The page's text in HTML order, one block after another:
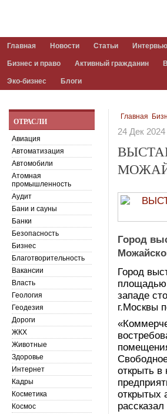
Главная Новости Статьи Интервью
Бизнес и право Активный гражданин
Эко-бизнес Блоги
Главная
24 Дек 2024
Город
Город
площадью
западе
г.Москвы
открыть в
открытых
ОТРАСЛИ
Авиация
Автоматизация
Автомобили
Атомная
промышленность
Аудит
Бани и сауны
Банки
Безопасность
Бизнес
Благотворительность
Вакансии
Власть
Геология
Геодезия
Дороги
ЖКХ
Животные
Здоровье
Интернет
Кадры
Косметика
Космос